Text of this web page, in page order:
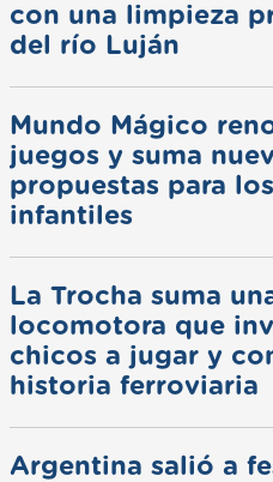
con una limpieza
del río Luján
Mundo Mágico
juegos y suma
propuestas para
infantiles
La Trocha suma
locomotora que
chicos a jugar y
historia ferroviaria
Argentina salió a